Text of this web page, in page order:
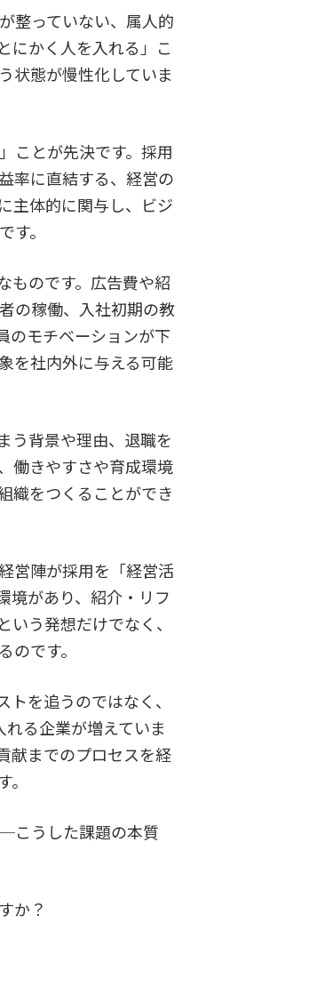
整っていない、属人的
にかく人を入れる」こ
状態が慢性化していま
ことが先決です。採用
率に直結する、経営の
主体的に関与し、ビジ
す。
ものです。広告費や紹
の稼働、入社初期の教
のモチベーションが下
を社内外に与える可能
う背景や理由、退職を
働きやすさや育成環境
織をつくることができ
営陣が採用を「経営活
境があり、紹介・リフ
う発想だけでなく、
のです。
を追うのではなく、
る企業が増えていま
献までのプロセスを経
こうした課題の本質
か？